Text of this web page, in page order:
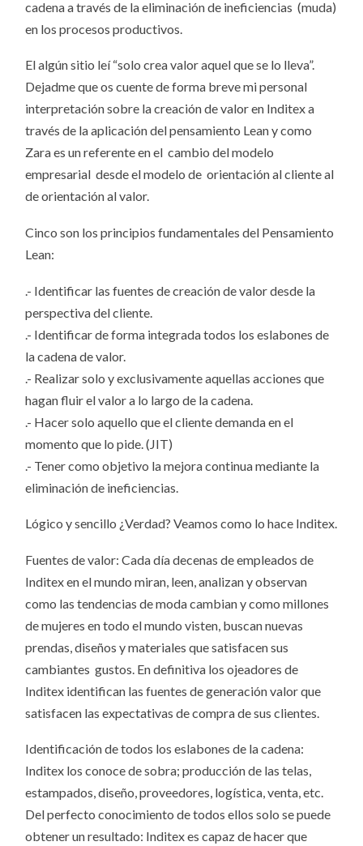
cadena a través de la eliminación de ineficiencias (muda)
en los procesos productivos.
El algún sitio leí “solo crea valor aquel que se lo lleva”.
Dejadme que os cuente de forma breve mi personal
interpretación sobre la creación de valor en Inditex a
través de la aplicación del pensamiento Lean y como
Zara es un referente en el cambio del modelo
empresarial desde el modelo de orientación al cliente al
de orientación al valor.
Cinco son los principios fundamentales del Pensamiento
Lean:
.- Identificar las fuentes de creación de valor desde la
perspectiva del cliente.
.- Identificar de forma integrada todos los eslabones de
la cadena de valor.
.- Realizar solo y exclusivamente aquellas acciones que
hagan fluir el valor a lo largo de la cadena.
.- Hacer solo aquello que el cliente demanda en el
momento que lo pide. (JIT)
.- Tener como objetivo la mejora continua mediante la
eliminación de ineficiencias.
Lógico y sencillo ¿Verdad? Veamos como lo hace Inditex.
Fuentes de valor: Cada día decenas de empleados de
Inditex en el mundo miran, leen, analizan y observan
como las tendencias de moda cambian y como millones
de mujeres en todo el mundo visten, buscan nuevas
prendas, diseños y materiales que satisfacen sus
cambiantes gustos. En definitiva los ojeadores de
Inditex identifican las fuentes de generación valor que
satisfacen las expectativas de compra de sus clientes.
Identificación de todos los eslabones de la cadena:
Inditex los conoce de sobra; producción de las telas,
estampados, diseño, proveedores, logística, venta, etc.
Del perfecto conocimiento de todos ellos solo se puede
obtener un resultado: Inditex es capaz de hacer que